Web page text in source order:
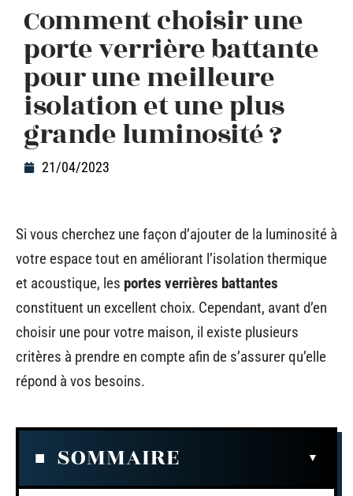
Comment choisir une
porte verrière battante
pour une meilleure
isolation et une plus
grande luminosité ?
21/04/2023
Si vous cherchez une façon d’ajouter de la luminosité à
votre espace tout en améliorant l’isolation thermique
et acoustique, les portes verrières battantes
constituent un excellent choix. Cependant, avant d’en
choisir une pour votre maison, il existe plusieurs
critères à prendre en compte afin de s’assurer qu’elle
répond à vos besoins.
SOMMAIRE